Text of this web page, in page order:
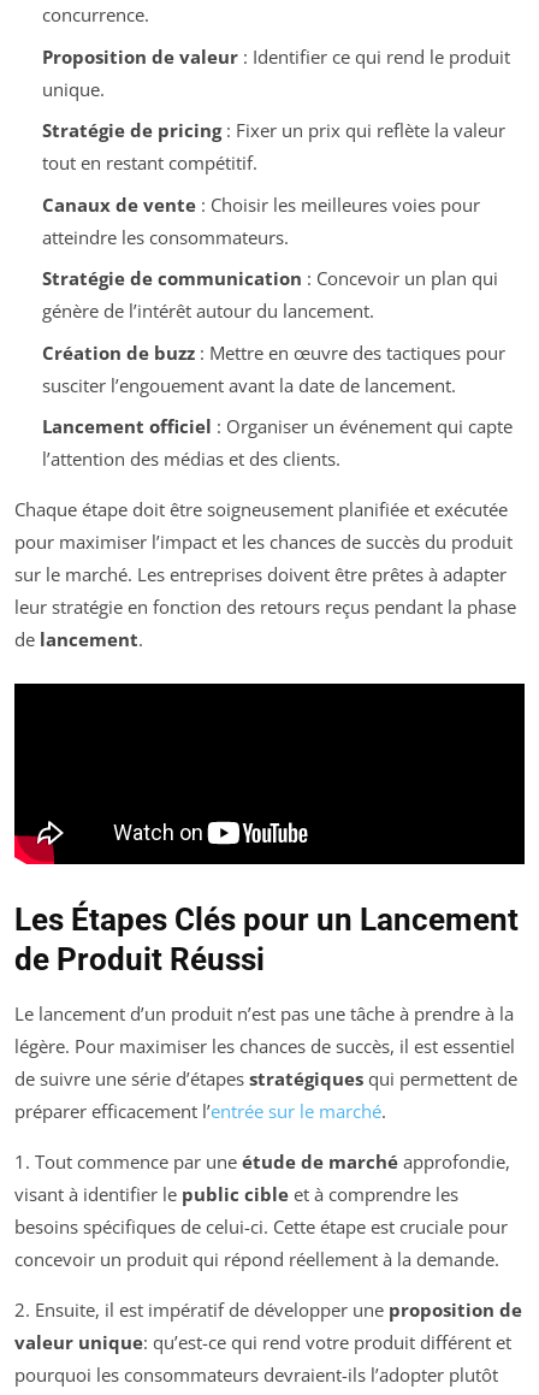
concurrence.
Proposition de valeur: Identifier ce qui rend le produit
unique.
Stratégie de pricing: Fixer un prix qui reflète la valeur
tout en restant compétitif.
Canaux de vente: Choisir les meilleures voies pour
atteindre les consommateurs.
Stratégie de communication : Concevoir un plan qui
génère de l’intérêt autour du lancement.
Création de buzz: Mettre en œuvre des tactiques pour
susciter l’engouement avant la date de lancement.
Lancement officiel : Organiser un événement qui capte
l’attention des médias et des clients.
Chaque étape doit être soigneusement planifiée et exécutée
pour maximiser l’impact et les chances de succès du produit
sur le marché. Les entreprises doivent être prêtes à adapter
leur stratégie en fonction des retours reçus pendant la phase
de lancement.
Les Étapes Clés pour un Lancement
de Produit Réussi
Le lancement d’un produit n’est pas une tâche à prendre à la
légère. Pour maximiser les chances de succès, il est essentiel
de suivre une série d’étapes stratégiques qui permettent de
préparer efficacement l’entrée sur le marché.
1. Tout commence par une étude de marché approfondie,
visant à identifier le public cible et à comprendre les
besoins spécifiques de celui-ci. Cette étape est cruciale pour
concevoir un produit qui répond réellement à la demande.
2. Ensuite, il est impératif de développer une proposition de
valeur unique: qu’est-ce qui rend votre produit différent et
pourquoi les consommateurs devraient-ils l’adopter plutôt